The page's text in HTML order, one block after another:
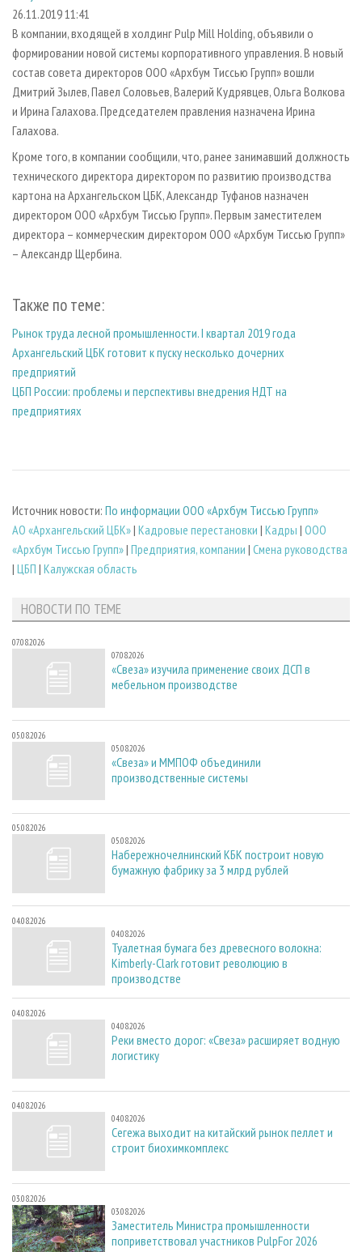
СУШКА ДРЕВЕСИНЫ
ПРОИЗВОДСТВО ДРЕВЕСНЫХ ПЛИТ
ДЕРЕВЯННОЕ ДОМОСТРОЕНИЕ
ПРОИЗВОДСТВО МЕБЕЛИ
БИОЭНЕРГЕТИКА
ИНСТРУМЕНТ И МАТЕРИАЛЫ
ПЕРСОНЫ
МОБИЛЬНЫЕ ВЫСТАВКИ
ОФИЦИАЛЬНЫЕ ДЕЛЕГАЦИИ
ПРИОРИТЕТНЫЕ ИНВЕСТПРОЕКТЫ
RUSSIAN FORESTRY REVIEW
ГАЗЕТА ЛЕСПРОМФОРУМ
БИБЛИОТЕКА СПЕЦИАЛИСТА
КОНТАКТЫ
РЕКЛАМА
РЕКЛАМА НА САЙТЕ
26.11.2019 11:41
В компании, входящей в холдинг Pulp Mill Holding, объявили о
формировании новой системы корпоративного управления. В новый
состав совета директоров ООО «Архбум Тиссью Групп» вошли
Дмитрий Зылев, Павел Соловьев, Валерий Кудрявцев, Ольга Волкова
и Ирина Галахова. Председателем правления назначена Ирина
Галахова.
Кроме того, в компании сообщили, что, ранее занимавший должность
технического директора директором по развитию производства
картона на Архангельском ЦБК, Александр Туфанов назначен
директором ООО «Архбум Тиссью Групп». Первым заместителем
директора – коммерческим директором ООО «Архбум Тиссью Групп»
– Александр Щербина.
Также по теме:
Рынок труда лесной промышленности. I квартал 2019 года
Архангельский ЦБК готовит к пуску несколько дочерних
предприятий
ЦБП России: проблемы и перспективы внедрения НДТ на
предприятиях
Источник новости: По информации ООО «Архбум Тиссью Групп»
АО «Архангельский ЦБК»| Кадровые перестановки | Кадры | ООО
«Архбум Тиссью Групп»| Предприятия, компании | Смена руководства
| ЦБП | Калужская область
НОВОСТИ ПО ТЕМЕ
07.08.2026
07.08.2026
«Свеза» изучила применение своих ДСП в
мебельном производстве
05.08.2026
05.08.2026
«Свеза» и ММПОФ объединили
производственные системы
05.08.2026
05.08.2026
Набережночелнинский КБК построит новую
бумажную фабрику за 3 млрд рублей
04.08.2026
04.08.2026
Туалетная бумага без древесного волокна:
Kimberly-Clark готовит революцию в
производстве
04.08.2026
04.08.2026
Реки вместо дорог: «Свеза» расширяет водную
логистику
04.08.2026
04.08.2026
Сегежа выходит на китайский рынок пеллет и
строит биохимкомплекс
03.08.2026
03.08.2026
Заместитель Министра промышленности
поприветствовал участников PulpFor 2026